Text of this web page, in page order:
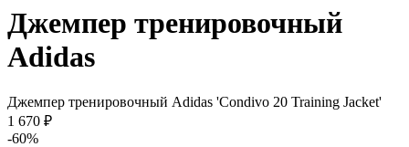
Джемпер тренировочный
Adidas
Джемпер тренировочный Adidas 'Condivo 20 Training Jacket'
1 670 ₽
-60%